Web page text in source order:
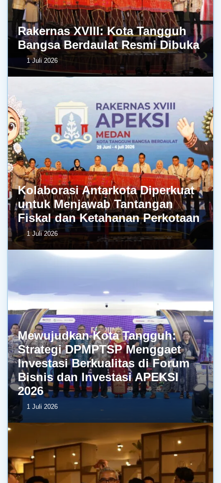
Rakernas XVIII: Kota Tangguh
Bangsa Berdaulat Resmi Dibuka
1 Juli 2026
Kolaborasi Antarkota Diperkuat
untuk Menjawab Tantangan
Fiskal dan Ketahanan Perkotaan
1 Juli 2026
Mewujudkan Kota Tangguh:
Strategi DPMPTSP Menggaet
Investasi Berkualitas di Forum
Bisnis dan Investasi APEKSI
2026
1 Juli 2026